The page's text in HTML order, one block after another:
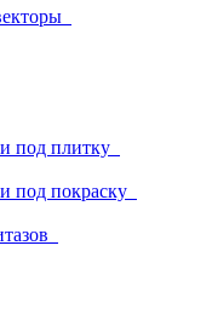
под плитку
под покраску